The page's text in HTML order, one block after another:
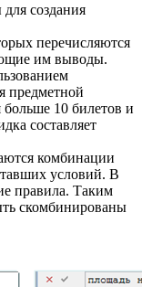
создания
перечисляются
им выводы.
предметной
10 билетов и
составляет
комбинации
условий. В
правила. Таким
скомбинированы